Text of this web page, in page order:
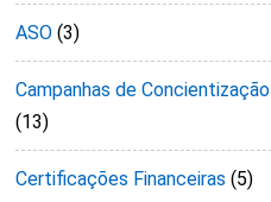
ASO (3)
Campanhas de Concientização
(13)
Certificações Financeiras (5)